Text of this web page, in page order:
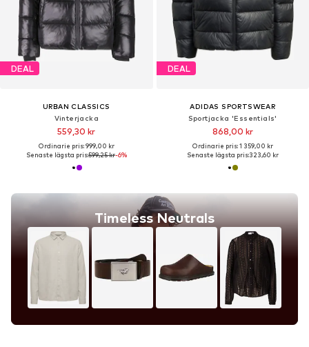
DEAL
URBAN CLASSICS
Vinterjacka
559,30 kr
Ordinarie pris: 999,00 kr
Senaste lägsta pris:599,25 kr-6%
DEAL
ADIDAS SPORTSWEAR
Sportjacka 'Essentials'
868,00 kr
Ordinarie pris: 1 359,00 kr
Senaste lägsta pris:323,60 kr
Timeless Neutrals